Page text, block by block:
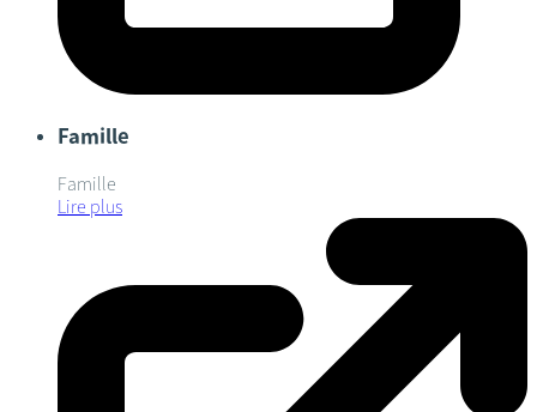
Famille
Famille
Lire plus